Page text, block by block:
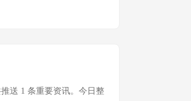
额外的运行时负担。Go
。 Eino 的扩展库
开箱可用；Elasticsearch
要改业务代码，换向量库
为了保护隐私，文中的
理中。 但其他地方看起
Multimedia Console 里显
送 1 条重要资讯。今日整